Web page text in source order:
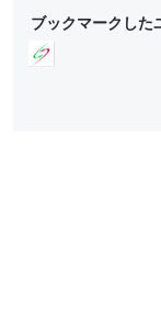
ll
o
w
ll
o
w
ll ll
ブックマークした